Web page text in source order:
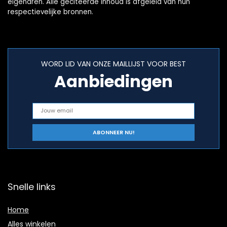
respectievelijke bronnen.
WORD LID VAN ONZE MAILLIJST VOOR BEST
Aanbiedingen
Snelle links
Home
Alles winkelen